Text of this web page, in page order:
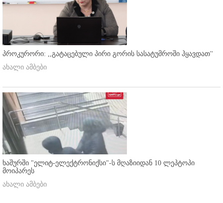
პროკურორი: ,,გატაცებული პირი გორის სასატუმროში ჰყავდათ''
ახალი ამბები
ხაშურში "ელიტ-ელექტრონიქსი"-ს მღაზიიდან 10 ლეპტოპი
მოიპარეს
ახალი ამბები